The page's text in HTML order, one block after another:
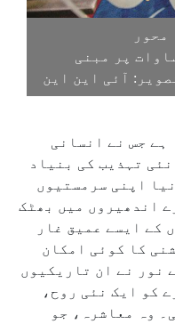
محور
پر مبنی
آئی این این
ہے جس نے انسانی
تہذیب کی بنیاد
اپنی سرمستیوں
اندھیروں میں بھٹک
کے ایسے عمیق غار
کا کوئی امکان
نور نے ان تاریکیوں
کو ایک نئی روح،
وہ معاشرہ، جو